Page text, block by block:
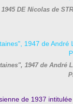
DE Nicolas de
1947 de André
de 1937